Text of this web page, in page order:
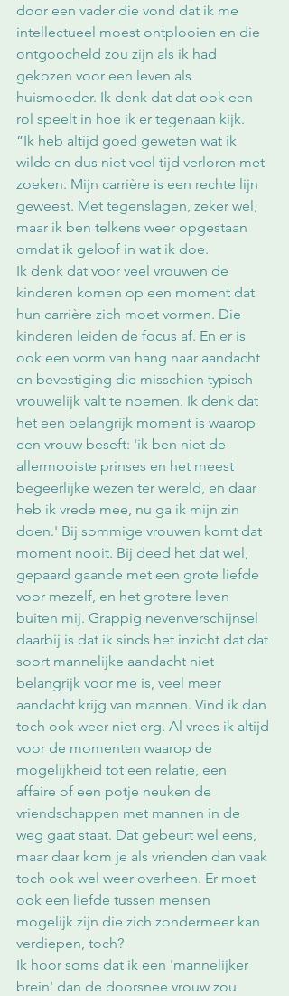
door een vader die vond dat ik me
intellectueel moest ontplooien en die
ontgoocheld zou zijn als ik had
gekozen voor een leven als
huismoeder. Ik denk dat dat ook een
rol speelt in hoe ik er tegenaan kijk.
“Ik heb altijd goed geweten wat ik
wilde en dus niet veel tijd verloren met
zoeken. Mijn carrière is een rechte lijn
geweest. Met tegenslagen, zeker wel,
maar ik ben telkens weer opgestaan
omdat ik geloof in wat ik doe.
Ik denk dat voor veel vrouwen de
kinderen komen op een moment dat
hun carrière zich moet vormen. Die
kinderen leiden de focus af. En er is
ook een vorm van hang naar aandacht
en bevestiging die misschien typisch
vrouwelijk valt te noemen. Ik denk dat
het een belangrijk moment is waarop
een vrouw beseft: 'ik ben niet de
allermooiste prinses en het meest
begeerlijke wezen ter wereld, en daar
heb ik vrede mee, nu ga ik mijn zin
doen.' Bij sommige vrouwen komt dat
moment nooit. Bij deed het dat wel,
gepaard gaande met een grote liefde
voor mezelf, en het grotere leven
buiten mij. Grappig nevenverschijnsel
daarbij is dat ik sinds het inzicht dat dat
soort mannelijke aandacht niet
belangrijk voor me is, veel meer
aandacht krijg van mannen. Vind ik dan
toch ook weer niet erg. Al vrees ik altijd
voor de momenten waarop de
mogelijkheid tot een relatie, een
affaire of een potje neuken de
vriendschappen met mannen in de
weg gaat staat. Dat gebeurt wel eens,
maar daar kom je als vrienden dan vaak
toch ook wel weer overheen. Er moet
ook een liefde tussen mensen
mogelijk zijn die zich zondermeer kan
verdiepen, toch?
Ik hoor soms dat ik een 'mannelijker
brein' dan de doorsnee vrouw zou